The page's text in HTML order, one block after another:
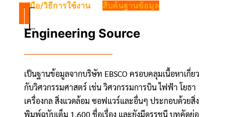
คู่มือ/วิธีการใช้งาน สืบค้นฐานข้อมูล
Engineering Source
เป็นฐานข้อมูลจากบริษัท EBSCO ครอบคลุมเนื้อหาเกี่ยว
กับวิศวกรรมศาสตร์ เช่น วิศวกรรมการบิน ไฟฟ้า โยธา
เครื่องกล สิ่งแวดล้อม ซอฟแวร์และอื่นๆ ประกอบด้วยสิ่ง
พิมพ์ฉบับเต็ม 1,600 ชื่อเรื่อง และยังมีดรรชนี บทคัดย่อ